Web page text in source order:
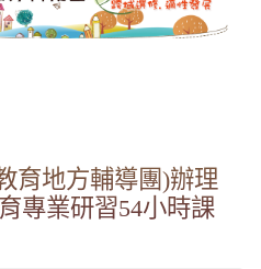
育地方輔導團)辦理
專業研習54小時課